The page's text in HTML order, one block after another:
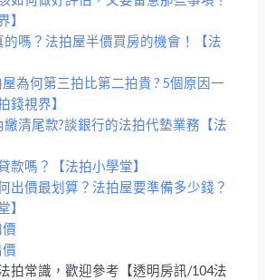
】
的嗎？法拍屋半價買房的機會！【法
為何第三拍比第二拍貴 ? 5個原因一
錢視界】
繳清尾款?談銀行的法拍代墊業務【法
款嗎？【法拍小學堂】
出價最划算？法拍屋要準備多少錢？
】
拍常識，歡迎參考【透明房訊/104法